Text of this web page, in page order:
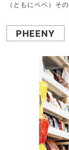
（ともにベベ）そ
PHEENY